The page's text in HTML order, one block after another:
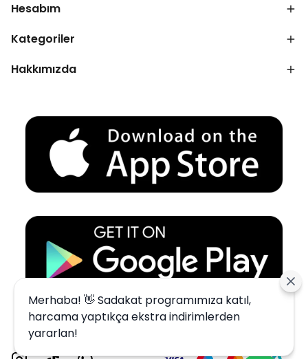
Hesabım
Kategoriler
Hakkımızda
Merhaba! 👋 Sadakat programımıza katıl,
harcama yaptıkça ekstra indirimlerden
yararlan!